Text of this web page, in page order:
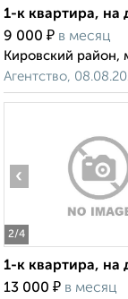
1-к квартира, на
9 000 ₽ в месяц
Кировский район,
Агентство,
2/4
‹
1-к квартира, на
13 000 ₽ в месяц